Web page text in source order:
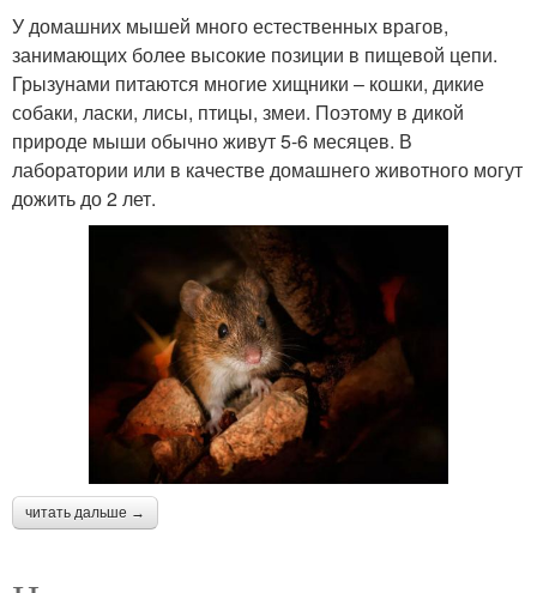
У домашних мышей много естественных врагов,
занимающих более высокие позиции в пищевой цепи.
Грызунами питаются многие хищники – кошки, дикие
собаки, ласки, лисы, птицы, змеи. Поэтому в дикой
природе мыши обычно живут 5-6 месяцев. В
лаборатории или в качестве домашнего животного могут
дожить до 2 лет.
читать дальше →